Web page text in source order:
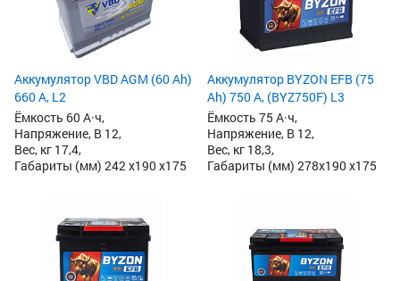
Аккумулятор VBD AGM (60 Ah)
660 А, L2
Ёмкость 60 А·ч,
Напряжение, В 12,
Вес, кг 17,4,
Габариты (мм) 242 x190 x175
Аккумулятор BYZON EFB (75
Ah) 750 А, (BYZ750F) L3
Ёмкость 75 А·ч,
Напряжение, В 12,
Вес, кг 18,3,
Габариты (мм) 278x190 x175